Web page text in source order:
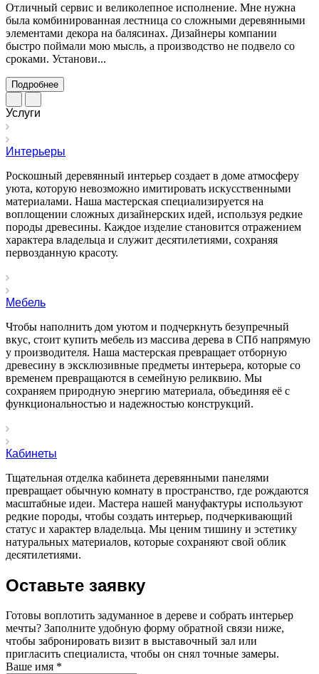
Отличный сервис и великолепное исполнение. Мне нужна
была комбинированная лестница со сложными деревянными
элементами декора на балясинах. Дизайнеры компании
быстро поймали мою мысль, а производство не подвело со
сроками. Установи...
Подробнее
Услуги
Интерьеры
Роскошный деревянный интерьер создает в доме атмосферу
уюта, которую невозможно имитировать искусственными
материалами. Наша мастерская специализируется на
воплощении сложных дизайнерских идей, используя редкие
породы древесины. Каждое изделие становится отражением
характера владельца и служит десятилетиями, сохраняя
первозданную красоту.
Мебель
Чтобы наполнить дом уютом и подчеркнуть безупречный
вкус, стоит купить мебель из массива дерева в СПб напрямую
у производителя. Наша мастерская превращает отборную
древесину в эксклюзивные предметы интерьера, которые со
временем превращаются в семейную реликвию. Мы
сохраняем природную энергию материала, объединяя её с
функциональностью и надежностью конструкций.
Кабинеты
Тщательная отделка кабинета деревянными панелями
превращает обычную комнату в пространство, где рождаются
масштабные идеи. Мастера нашей мануфактуры используют
редкие породы, чтобы создать интерьер, подчеркивающий
статус и характер владельца. Мы ценим тишину и эстетику
натуральных материалов, которые сохраняют свой облик
десятилетиями.
Оставьте заявку
Готовы воплотить задуманное в дереве и собрать интерьер
мечты? Заполните удобную форму обратной связи ниже,
чтобы забронировать визит в выставочный зал или
пригласить специалиста, чтобы он снял точные замеры.
Ваше имя *